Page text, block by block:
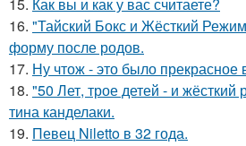
16. "Тайский Бокс и Жёсткий
форму после родов.
17. Ну чтож - это было прекрасное
18. "50 Лет, трое детей - и жёсткий
тина канделаки.
19. Певец Niletto в 32 года.